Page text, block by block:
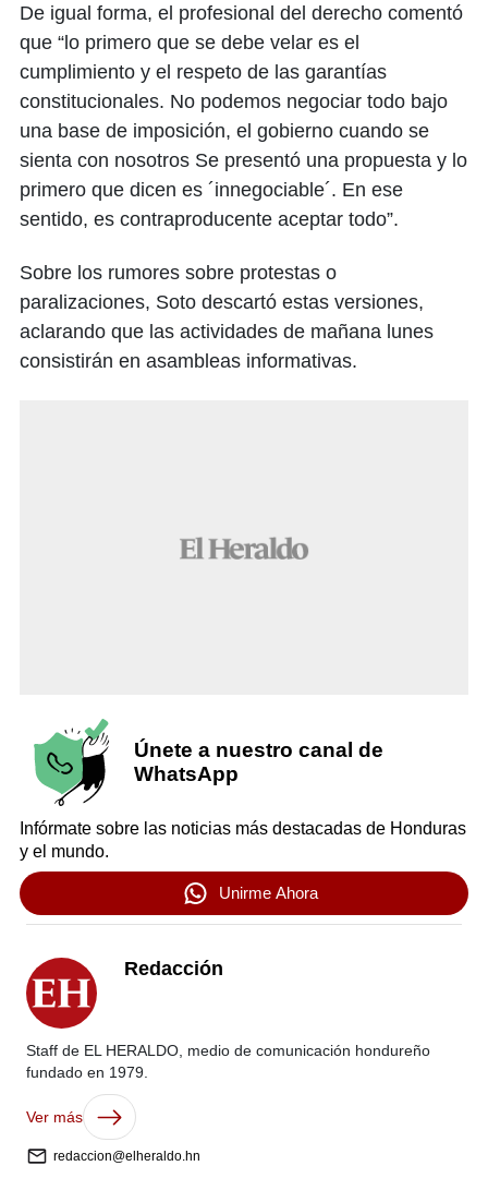
De igual forma, el profesional del derecho comentó
que “lo primero que se debe velar es el
cumplimiento y el respeto de las garantías
constitucionales. No podemos negociar todo bajo
una base de imposición, el gobierno cuando se
sienta con nosotros Se presentó una propuesta y lo
primero que dicen es ´innegociable´. En ese
sentido, es contraproducente aceptar todo”.
Sobre los rumores sobre protestas o
paralizaciones, Soto descartó estas versiones,
aclarando que las actividades de mañana lunes
consistirán en asambleas informativas.
Únete a nuestro canal de
WhatsApp
Infórmate sobre las noticias más destacadas de Honduras
y el mundo.
Unirme Ahora
Redacción
Staff de EL HERALDO, medio de comunicación hondureño
fundado en 1979.
Ver más
redaccion@elheraldo.hn